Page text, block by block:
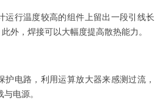
行温度较高的组件上留出一段引线长
外，焊接可以大幅度提高散热能力。
电路，利用运算放大器来感测过流，
电源。